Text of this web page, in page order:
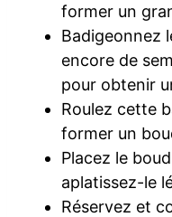
former un
Badigeonnez
encore de
pour obtenir
Roulez cette
former un
Placez le
aplatissez-le
Réservez et